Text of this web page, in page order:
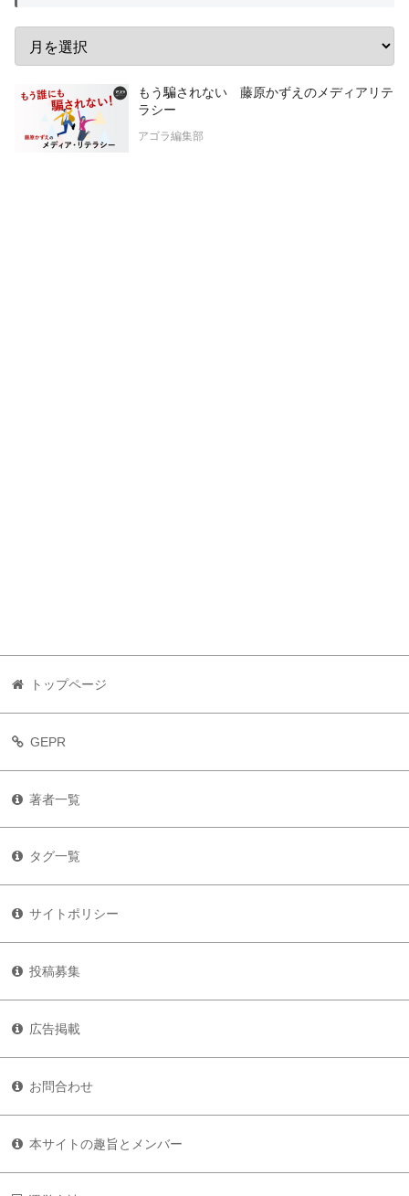
もう騙されない 藤原かずえのメディアリテ
ラシー
アゴラ編集部
トップページ
GEPR
著者一覧
タグ一覧
サイトポリシー
投稿募集
広告掲載
お問合わせ
本サイトの趣旨とメンバー